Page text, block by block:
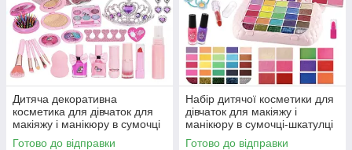
Дитяча декоративна
косметика для дівчаток для
макіяжу і манікюру в сумочці
валізці Єдиноріг (60692)
Готово до відправки
Набір дитячої косметики для
дівчаток для макіяжу і
манікюру в сумочці-шкатулці
(60539)
Готово до відправки